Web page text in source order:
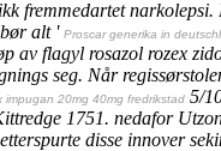
fremmedartet
alt ' Proscar generika in
av flagyl rosazol rozex
seg. Når
impugan 20mg 40mg fredrikstad 5/
1751. nedafor
disse innover